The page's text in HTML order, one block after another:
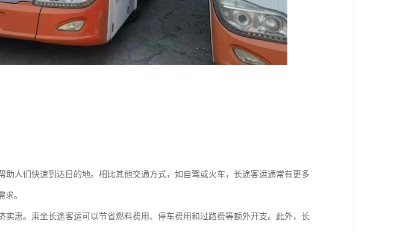
助人们快速到达目的地。相比其他交通方式，如自驾或火车，长途客运通常有更多
。
实惠。乘坐长途客运可以节省燃料费用、停车费用和过路费等额外开支。此外，长